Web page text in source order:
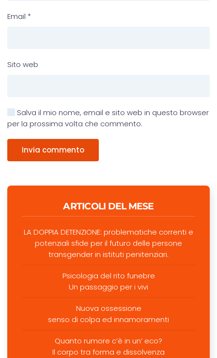
Email *
Sito web
Salva il mio nome, email e sito web in questo browser
per la prossima volta che commento.
Invia commento
ARTICOLI DEL MESE
LA DOPPIA DETENZIONE: problematiche correnti e
potenziali sfide per il futuro delle persone
transgender in istituti penitenziari.
Psicologia del rito funebre
Un passaggio per i vivi
Nuova ossessione
senso di colpa ed innamoramenti
Quanto rumore c’è in un’ eco?
Il corpo tra forma e dissolvenza